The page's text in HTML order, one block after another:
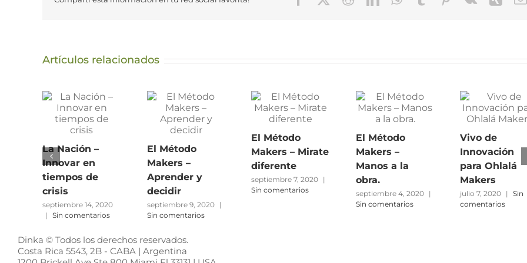
Artículos relacionados
La Nación –
Innovar en
tiempos de
crisis
septiembre 14, 2020
|
Sin comentarios
El Método
Makers –
Aprender y
decidir
septiembre 9, 2020
|
Sin comentarios
El Método
Makers – Mirate
diferente
septiembre 7, 2020 |
Sin comentarios
El Método
Makers –
Manos a la
obra.
septiembre 4, 2020
|
Sin comentarios
Vivo de
Innovación
para Ohlalá
Makers
julio 7, 2020 |
Sin
comentarios
Dinka © Todos los derechos reservados.
Costa Rica 5543, 2B - CABA | Argentina